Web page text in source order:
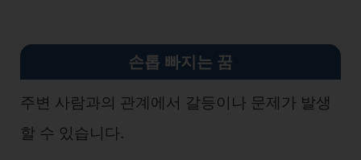
손톱 빠지는 꿈
주변 사람과의 관계에서 갈등이나 문제가 발생
할 수 있습니다.